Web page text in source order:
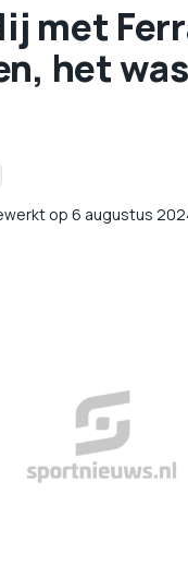
met
het
op 6 augustus